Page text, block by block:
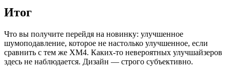
Итог
Что вы получите перейдя на новинку: улучшенное
шумоподавление, которое не настолько улучшенное, если
сравнить с тем же XM4. Каких-то невероятных улучшайзеров
здесь не наблюдается. Дизайн — строго субъективно.